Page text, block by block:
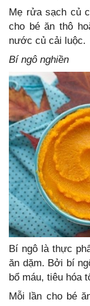
Mẹ rửa sạch củ
cho bé ăn thô
nước củ cải luộc.
Bí ngô nghiền
Bí ngô là thực
ăn dặm. Bởi bí
bổ máu, tiêu hóa
Mỗi lần cho bé